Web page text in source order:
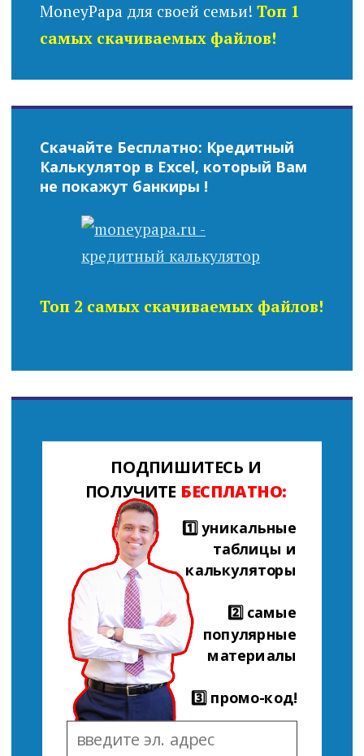
MoneyPapa для своей семьи! Топ 1
самых скачиваемых файлов!
Скачайте Бесплатно: Кредитный
Калькулятор в Excel, который Вам
не покажут банкиры !
Топ 2 самых скачиваемых файлов!
ПОДПИШИТЕСЬ И
ПОЛУЧИТЕ БЕСПЛАТНО:
1️⃣ уникальные
таблицы и
калькуляторы
2️⃣ самые
популярные
материалы
3️⃣ промо-код!